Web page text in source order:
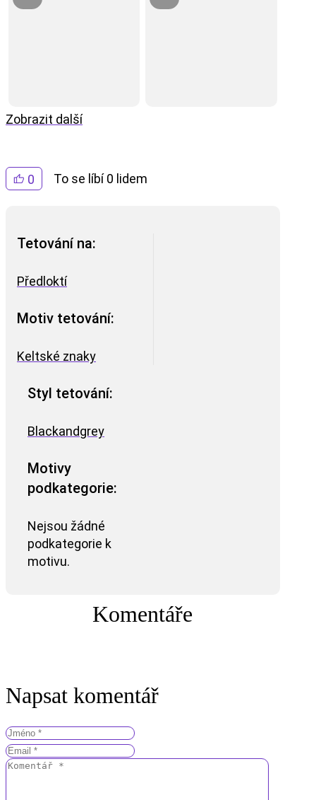
0 To se líbí 0 lidem
Tetování na:
Předloktí
Motiv tetování:
Keltské znaky
Styl tetování:
Blackandgrey
Motivy
podkategorie:
Nejsou žádné
podkategorie k
motivu.
Komentáře
Napsat komentář
Zobrazit další